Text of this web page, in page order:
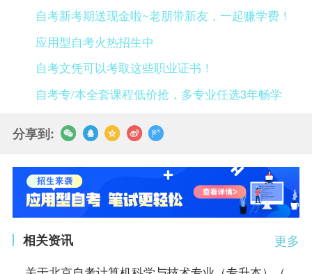
自考新考期送现金啦~老朋带新友，一起赚学费！
应用型自考火热招生中
自考文凭可以考取这些职业证书！
自考专/本全套课程低价抢，多专业任选3年畅学
分享到:
更多
相关资讯